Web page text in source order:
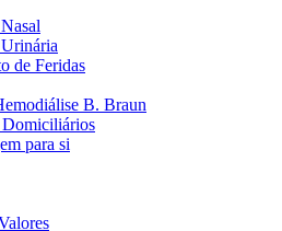
de Feridas
B. Braun
para si